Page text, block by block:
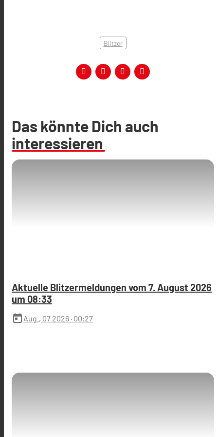
Blitzer
Das könnte Dich auch
interessieren
Aktuelle Blitzermeldungen vom 7. August 2026
um 08:33
today Aug., 07 2026 · 00:27